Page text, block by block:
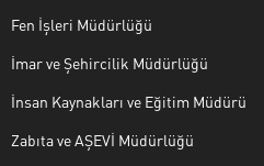
Fen İşleri Müdürlüğü
İmar ve Şehircilik Müdürlüğü
İnsan Kaynakları ve Eğitim Müdürü
Zabıta ve AŞEVİ Müdürlüğü